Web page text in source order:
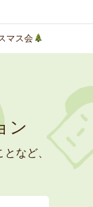
マス会
ン
など、